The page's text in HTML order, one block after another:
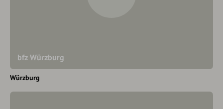
bfz Würzburg
Würzburg